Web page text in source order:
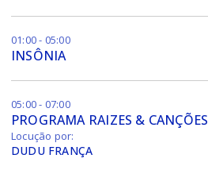
01:00 - 05:00
INSÔNIA
05:00 - 07:00
PROGRAMA RAIZES & CANÇÕES
Locução por:
DUDU FRANÇA